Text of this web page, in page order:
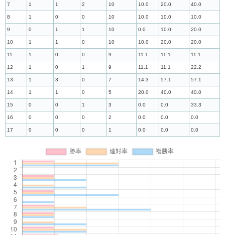
7 1 1 2 10 10.0 20.0 40.0
8 1 0 0 10 10.0 10.0 10.0
9 0 1 1 10 0.0 10.0 20.0
10 1 1 0 10 10.0 20.0 20.0
11 1 0 0 9 11.1 11.1 11.1
12 1 0 1 9 11.1 11.1 22.2
13 1 3 0 7 14.3 57.1 57.1
14 1 1 0 5 20.0 40.0 40.0
15 0 0 1 3 0.0 0.0 33.3
16 0 0 0 2 0.0 0.0 0.0
17 0 0 0 1 0.0 0.0 0.0